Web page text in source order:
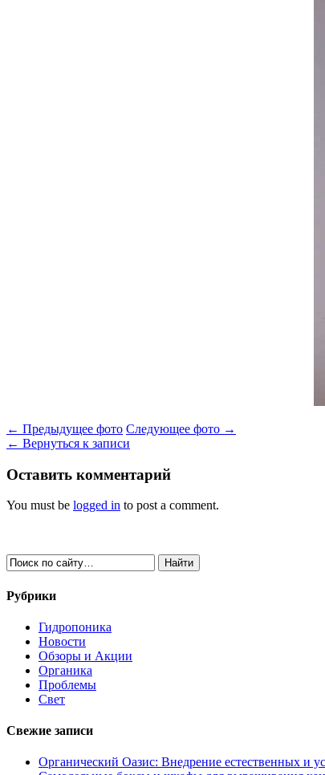
← Предыдущее фото Следующее фото →
← Вернуться к записи
Оставить комментарий
You must be logged in to post a comment.
Рубрики
Гидропоника
Новости
Обзоры и Акции
Органика
Проблемы
Свет
Свежие записи
Органический Оазис: Внедрение естественных и